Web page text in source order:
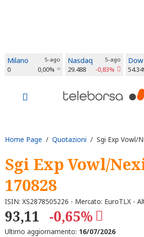
Milano 5-ago
0 0,00%
Nasdaq 5-ago
29.488 -0,83%
Dow
Home Page / Quotazioni / Sgi Exp Vowl/
Sgi Exp Vowl/
170828
ISIN: XS2878505226 - Mercato: EuroTLX -
93,11 -0,65%
Ultimo aggiornamento: 16/07/2026